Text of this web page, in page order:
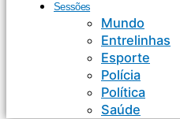
Sessões
Mundo
Entrelinhas
Esporte
Polícia
Política
Saúde